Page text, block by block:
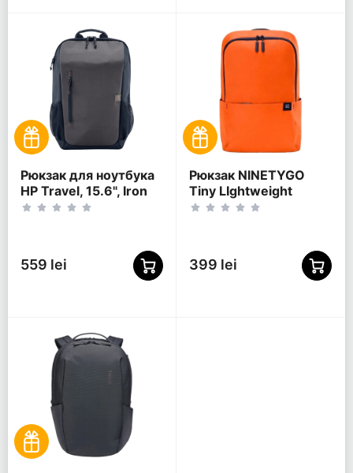
Рюкзак для ноутбука
HP Travel, 15.6", Iron
Grey
559 lei
Рюкзак NINETYGO
Tiny LIghtweight
Casual, 15.6",
399 lei